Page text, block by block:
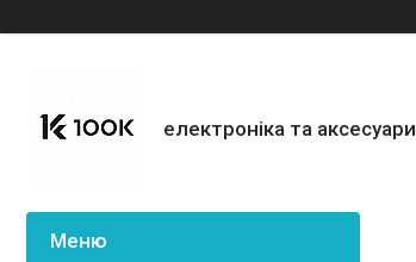
електроніка та аксесуари